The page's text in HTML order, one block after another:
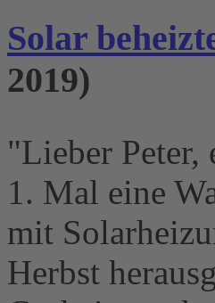
Solar
2019)
"Lieber
1. Mal eine
mit
Herbst